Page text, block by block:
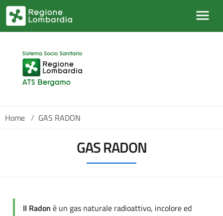
Salta al contenuto principale
Home / GAS RADON
GAS RADON
Il Radon è un gas naturale radioattivo, incolore ed